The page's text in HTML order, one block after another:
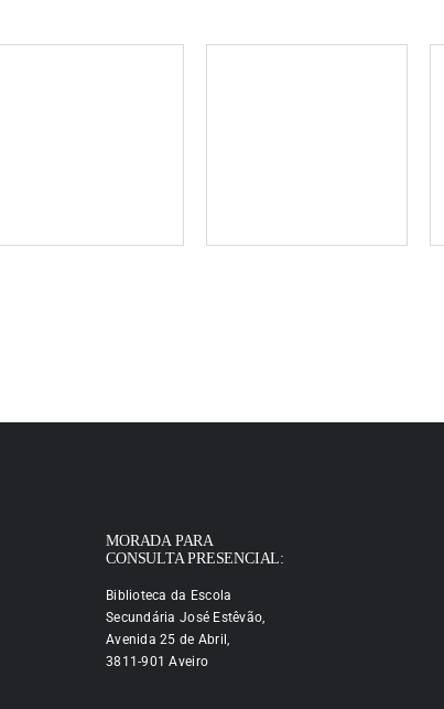
MORADA PARA
CONSULTA PRESENCIAL:
Biblioteca da Escola
Secundária José Estêvão,
Avenida 25 de Abril,
3811-901 Aveiro